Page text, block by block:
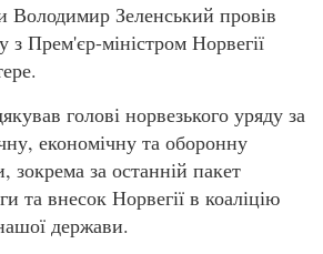
Володимир Зеленський провів
з Прем'єр-міністром Норвегії
голові норвезького уряду за
економічну та оборонну
зокрема за останній пакет
та внесок Норвегії в коаліцію
держави.